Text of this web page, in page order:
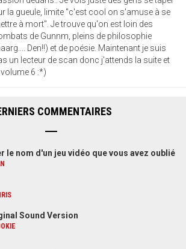
la gueule, limite "c'est cool on s'amuse à se
à mort". Je trouve qu'on est loin des
de Gunnm, pleins de philosophie
Den!!) et de poésie. Maintenant je suis
un lecteur de scan donc j'attends la suite et
volume 6 :*)
COMMENTAIRES
le nom d'un jeu vidéo que vous avez oublié
Sound Version